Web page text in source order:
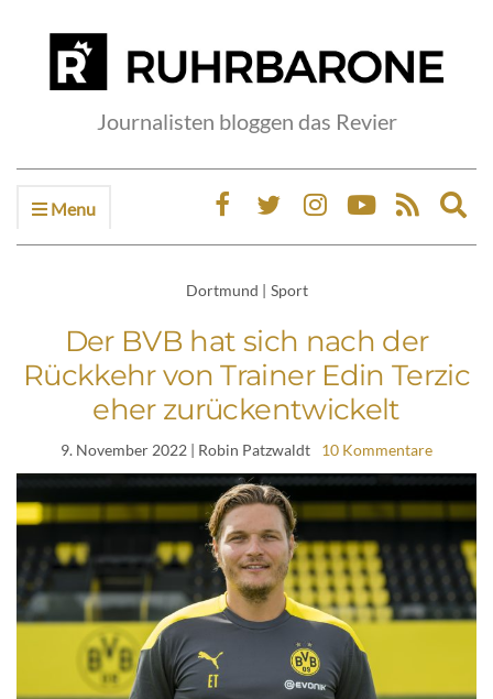
Journalisten bloggen das Revier
Menu
Dortmund | Sport
Der BVB hat sich nach der
Rückkehr von Trainer Edin Terzic
eher zurückentwickelt
9. November 2022 | Robin Patzwaldt 10 Kommentare